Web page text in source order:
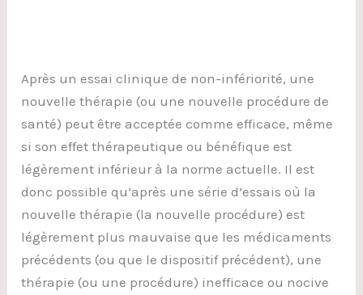
Après un essai clinique de non-infériorité, une
nouvelle thérapie (ou une nouvelle procédure de
santé) peut être acceptée comme efficace, même
si son effet thérapeutique ou bénéfique est
légèrement inférieur à la norme actuelle. Il est
donc possible qu’après une série d’essais où la
nouvelle thérapie (la nouvelle procédure) est
légèrement plus mauvaise que les médicaments
précédents (ou que le dispositif précédent), une
thérapie (ou une procédure) inefficace ou nocive